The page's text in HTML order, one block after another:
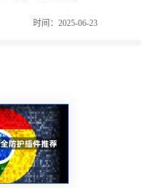
时间：2025-06-23